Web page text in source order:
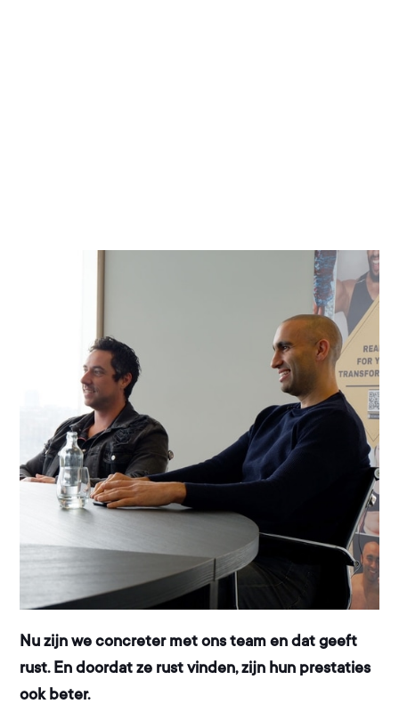
Nu zijn we concreter met ons team en dat geeft
rust. En doordat ze rust vinden, zijn hun prestaties
ook beter.